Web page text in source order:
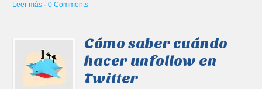
Leer más ·0 Comments
Cómo saber cuándo
hacer unfollow en
Twitter